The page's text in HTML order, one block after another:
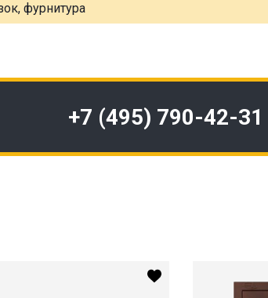
фурнитура
+7 (495) 790-42-31